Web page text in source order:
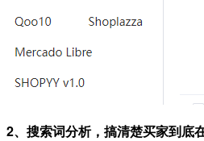
2、搜索词分析，搞清楚买家到底